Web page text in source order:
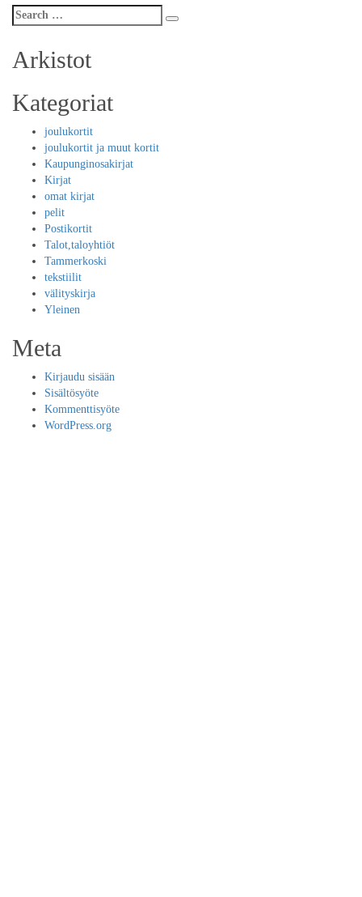
Search
for:
Arkistot
Kategoriat
joulukortit
joulukortit ja muut kortit
Kaupunginosakirjat
Kirjat
omat kirjat
pelit
Postikortit
Talot,taloyhtiöt
Tammerkoski
tekstiilit
välityskirja
Yleinen
Meta
Kirjaudu sisään
Sisältösyöte
Kommenttisyöte
WordPress.org